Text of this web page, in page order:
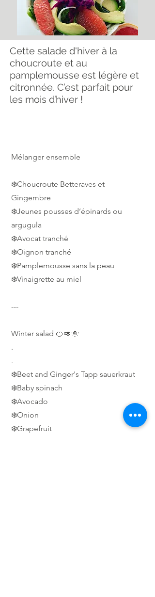
Cette salade d'hiver à la
choucroute et au
pamplemousse est légère et
citronnée. C’est parfait pour
les mois d’hiver !
Mélanger ensemble
❄️Choucroute Betteraves et
Gingembre
❄️Jeunes pousses d’épinards ou
argugula
❄️Avocat tranché
❄️Oignon tranché
❄️Pamplemousse sans la peau
❄️Vinaigrette au miel
---
Winter salad 🍊🥑🌞
.
.
❄️Beet and Ginger's Tapp sauerkraut
❄️Baby spinach
❄️Avocado
❄️Onion
❄️Grapefruit